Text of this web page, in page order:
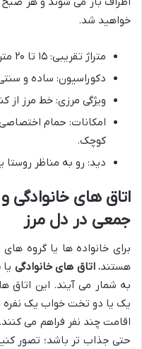
خواهید شد.
متراژ تقریبی: ۱۵ تا ۲۰ متر مربع
دکوراسیون: ساده و
ویژگی مرزی: خط مرز از
امکانات: حمام
کوچک.
دید: رو به مناظر
اتاق های خانوادگی
جمعی در دل مرز
برای خانواده ها یا گروه
هستند،اتاق های خانوادگی یا
به شمار می آیند. این اتاق
یک یا دو تخت خواب یک نفره
اقامت چند نفر فراهم می
حتی جذاب تر باشد؛ تصور